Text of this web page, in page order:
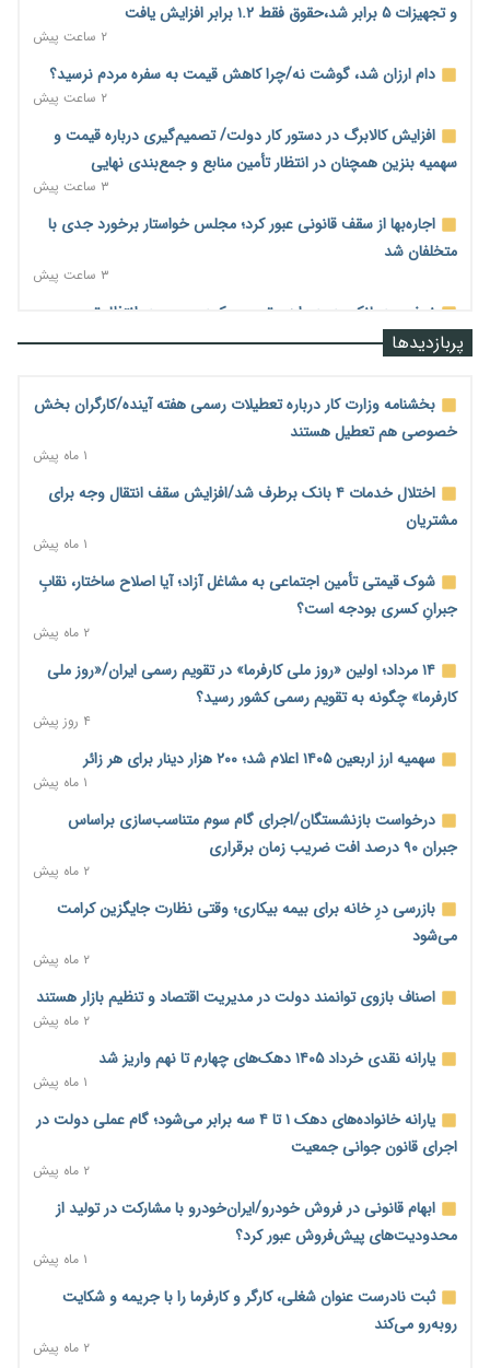
و تجهیزات ۵ برابر شد،حقوق فقط ۱.۲ برابر افزایش یافت
۲ ساعت پیش
دام ارزان شد، گوشت نه/چرا کاهش قیمت به سفره مردم نرسید؟
۲ ساعت پیش
افزایش کالابرگ در دستور کار دولت/ تصمیم‌گیری درباره قیمت و
سهمیه بنزین همچنان در انتظار تأمین منابع و جمع‌بندی نهایی
۳ ساعت پیش
اجاره‌بها از سقف قانونی عبور کرد؛ مجلس خواستار برخورد جدی با
متخلفان شد
۳ ساعت پیش
نرخ سود بانکی در دوراهی تورم و رکود؛ بورس در انتظار تصمیم
سیاست‌گذار
صادرات مرغ مازاد هنوز آغاز نشده است؛ چالش قیمت و
سیاست‌های ناپایدار در بازار جهانی
شیر صنعتی چگونه تولید می‌شود؟ پاسخ مدیر کل استاندارد به
شایعات فضای مجازی
نسخه قطعه‌سازان برای سایپا؛ خروج دولت از مدیریت پیش از
واگذاری
تجارت خارجی ایران در مسیر تسویه فرامرزی با رمزارز
یک سال پرچالش اینترنت/دولت چهاردهم از محدودیت به سمت
توسعه زیرساخت رفت
هشدار دیوان محاسبات درباره حساب‌های خارج از خزانه؛ ۱۲۴ حساب
ارزی در تیررس نظارت
نه از جنگ می‌ترسیم، نه از مذاکره برای منافع ملی
فرمول تازه مستمری در راه است؛ کارگران بازنده اصلاحات تأمین
اجتماعی؟
کنترل ترازنامه بانک‌ها؛ شمشیر دولبه مهار تورم و تأمین مالی تولید
جنگ با تورم از بانک‌ها و بودجه آغاز می‌شود؛ نسخه انضباط آهنین
برای اقتصاد
عینک گران‌تر شد؛ ارز و عوارض گمرکی قدرت خرید مردم را نشانه
رفت
اطمینان وزیر جهاد از تأمین کالاهای اساسی؛ «نگران نباشید»
پیام‌رسان‌های ایرانی در مسیر ورود به بورس؛ عرضه اولیه یک
پربازدیدها
بخشنامه وزارت کار درباره تعطیلات رسمی هفته آینده/کارگران بخش
خصوصی هم تعطیل هستند
۱ ماه پیش
اختلال خدمات ۴ بانک برطرف شد/افزایش سقف انتقال وجه برای
مشتریان
۱ ماه پیش
شوک قیمتی تأمین اجتماعی به مشاغل آزاد؛ آیا اصلاح ساختار، نقابِ
جبرانِ کسری بودجه است؟
۲ ماه پیش
۱۴ مرداد؛ اولین «روز ملی کارفرما» در تقویم رسمی ایران/«روز ملی
کارفرما» چگونه به تقویم رسمی کشور رسید؟
۴ روز پیش
سهمیه ارز اربعین ۱۴۰۵ اعلام شد؛ ۲۰۰ هزار دینار برای هر زائر
۱ ماه پیش
درخواست بازنشستگان/اجرای گام سوم متناسب‌سازی براساس
جبران ۹۰ درصد افت ضریب زمان برقراری
۲ ماه پیش
بازرسی درِ خانه برای بیمه بیکاری؛ وقتی نظارت جایگزین کرامت
می‌شود
۲ ماه پیش
اصناف بازوی توانمند دولت در مدیریت اقتصاد و تنظیم بازار هستند
۲ ماه پیش
یارانه نقدی خرداد ۱۴۰۵ دهک‌های چهارم تا نهم واریز شد
۱ ماه پیش
یارانه خانواده‌های دهک ۱ تا ۴ سه برابر می‌شود؛ گام عملی دولت در
اجرای قانون جوانی جمعیت
۲ ماه پیش
ابهام قانونی در فروش خودرو/ایران‌خودرو با مشارکت در تولید از
محدودیت‌های پیش‌فروش عبور کرد؟
۱ ماه پیش
ثبت نادرست عنوان شغلی، کارگر و کارفرما را با جریمه و شکایت
روبه‌رو می‌کند
۲ ماه پیش